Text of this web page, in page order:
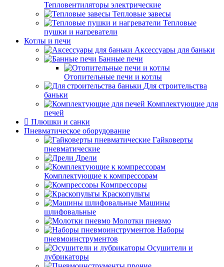
Тепловентиляторы электрические
Тепловые завесы
Тепловые
пушки и нагреватели
Котлы и печи
Аксессуары для баньки
Банные печи
Отопительные печи и котлы
Для строительства
баньки
Комплектующие для
печей
Плюшки и санки
Пневматическое оборудование
Гайковерты
пневматические
Дрели
Комплектующие к компрессорам
Компрессоры
Краскопульты
Машины
шлифовальные
Молотки пневмо
Наборы
пневмоинструментов
Осушители и
лубрикаторы